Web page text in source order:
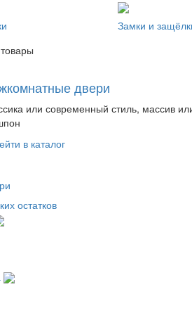
Замки и
двери
или современный стиль, массив
в каталог
остатков